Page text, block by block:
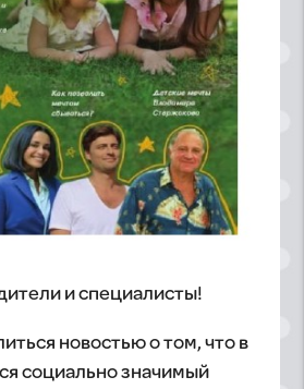
и специалисты!
новостью о том, что в
социально значимый